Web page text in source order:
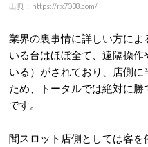
出典：https://rx7038.com/
業界の裏事情に詳しい方に
いる台はほぼ全て、遠隔操
いる）がされており、店側
ため、トータルでは絶対に
です。
闇スロット店側としては客